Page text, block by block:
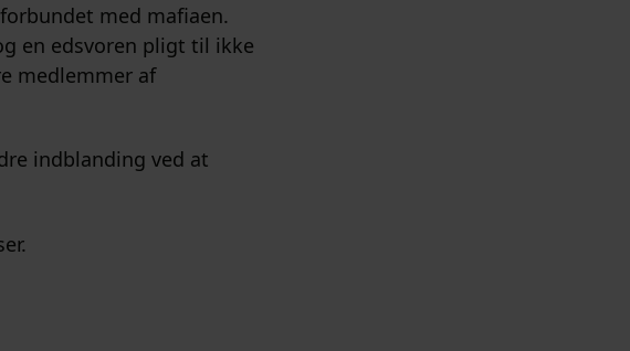
med mafiaen.
en edsvoren pligt til ikke
medlemmer af
indblanding ved at